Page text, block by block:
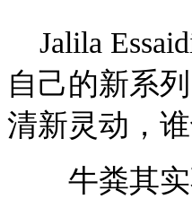
Jalila
自己的新系
清新灵动，
牛粪其实